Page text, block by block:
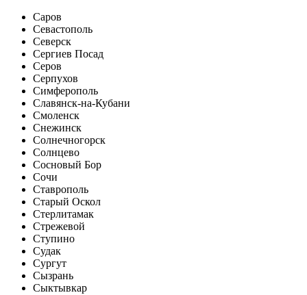
Саров
Севастополь
Северск
Сергиев Посад
Серов
Серпухов
Симферополь
Славянск-на-Кубани
Смоленск
Снежинск
Солнечногорск
Солнцево
Сосновый Бор
Сочи
Ставрополь
Старый Оскол
Стерлитамак
Стрежевой
Ступино
Судак
Сургут
Сызрань
Сыктывкар